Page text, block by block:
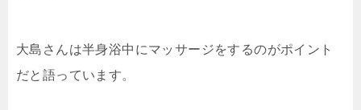
大島さんは半身浴中にマッサージをするのがポイント
だと語っています。